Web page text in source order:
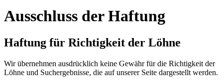
Ausschluss der Haftung
Haftung für Richtigkeit der Löhne
Wir übernehmen ausdrücklich keine Gewähr für die Richtigkeit der
Löhne und Suchergebnisse, die auf unserer Seite dargestellt werden.